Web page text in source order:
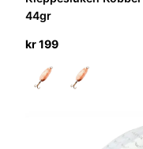
44gr
kr199